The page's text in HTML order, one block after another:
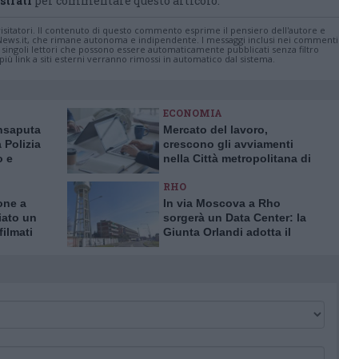
Il contenuto di questo commento esprime il pensiero dell'autore e
che rimane autonoma e indipendente. I messaggi inclusi nei commenti
lettori che possono essere automaticamente pubblicati senza filtro
link a siti esterni verranno rimossi in automatico dal sistema.
Polizia
e
ECONOMIA
Mercato del lavoro,
crescono gli avviamenti
nella Città metropolitana di
a
un
RHO
In via Moscova a Rho
sorgerà un Data Center: la
Giunta Orlandi adotta il